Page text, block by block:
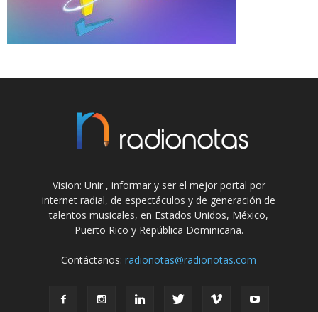
Vision: Unir , informar y ser el mejor portal por
internet radial, de espectáculos y de generación de
talentos musicales, en Estados Unidos, México,
Puerto Rico y República Dominicana.
Contáctanos:radionotas@radionotas.com